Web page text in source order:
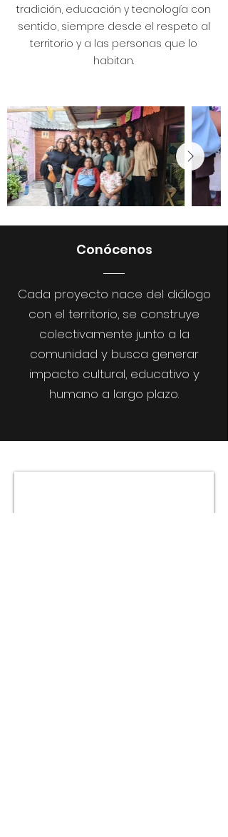
tradición, educación y tecnología con
sentido, siempre desde el respeto al
territorio y a las personas que lo
habitan.
Conócenos
Cada proyecto nace del diálogo
con el territorio, se construye
colectivamente junto a la
comunidad y busca generar
impacto cultural, educativo y
humano a largo plazo.